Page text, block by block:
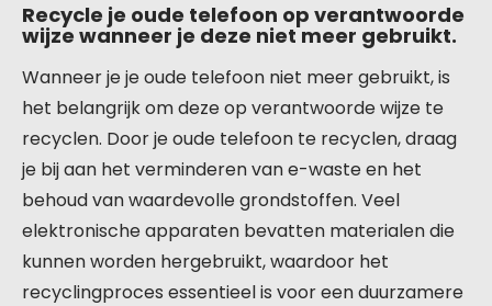
Recycle je oude telefoon op verantwoorde
wijze wanneer je deze niet meer gebruikt.
Wanneer je je oude telefoon niet meer gebruikt, is
het belangrijk om deze op verantwoorde wijze te
recyclen. Door je oude telefoon te recyclen, draag
je bij aan het verminderen van e-waste en het
behoud van waardevolle grondstoffen. Veel
elektronische apparaten bevatten materialen die
kunnen worden hergebruikt, waardoor het
recyclingproces essentieel is voor een duurzamere